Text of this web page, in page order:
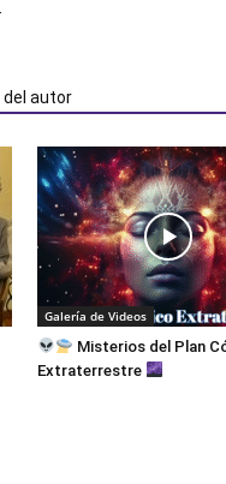
del autor
Galería de Videos
Misterios del Plan
Extraterrestre